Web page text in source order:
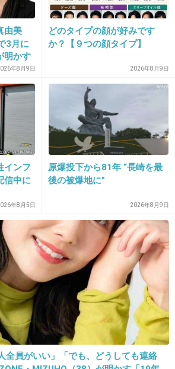
らいなら家に人呼ばない。
+426
+66
ベルの潔癖症だと仕事でラブ
いけないのキツイんじゃなか
由美
3月に
明かす
の晩年
年8月9日
どのタイプの顔が好みです
か？【９つの顔タイプ】
2026年8月9日
インフ
信中に
年8月5日
原爆投下から81年 “長崎を最
後の被爆地に”
2026年8月9日
全員がいい」「でも、どうしても連絡